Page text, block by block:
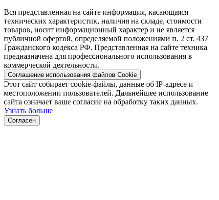
Вся представленная на сайте информация, касающаяся
технических характеристик, наличия на складе, стоимости
товаров, носит информационный характер и не является
публичной офертой, определяемой положениями п. 2 ст. 437
Гражданского кодекса РФ. Представленная на сайте техника
предназначена для профессионального использования в
коммерческой деятельности.
Соглашение использования файлов Cookie
Этот сайт собирает cookie-файлы, данные об IP-адресе и
местоположении пользователей. Дальнейшее использование
сайта означает ваше согласие на обработку таких данных.
Узнать больше
Согласен